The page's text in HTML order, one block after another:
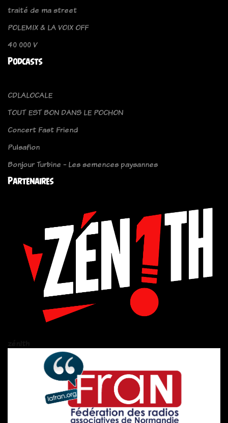
traité de ma street
POLEMIX & LA VOIX OFF
40 000 V
Podcasts
CDLALOCALE
TOUT EST BON DANS LE POCHON
Concert Fast Friend
Pulsafion
Bonjour Turbine - Les semences paysannes
Partenaires